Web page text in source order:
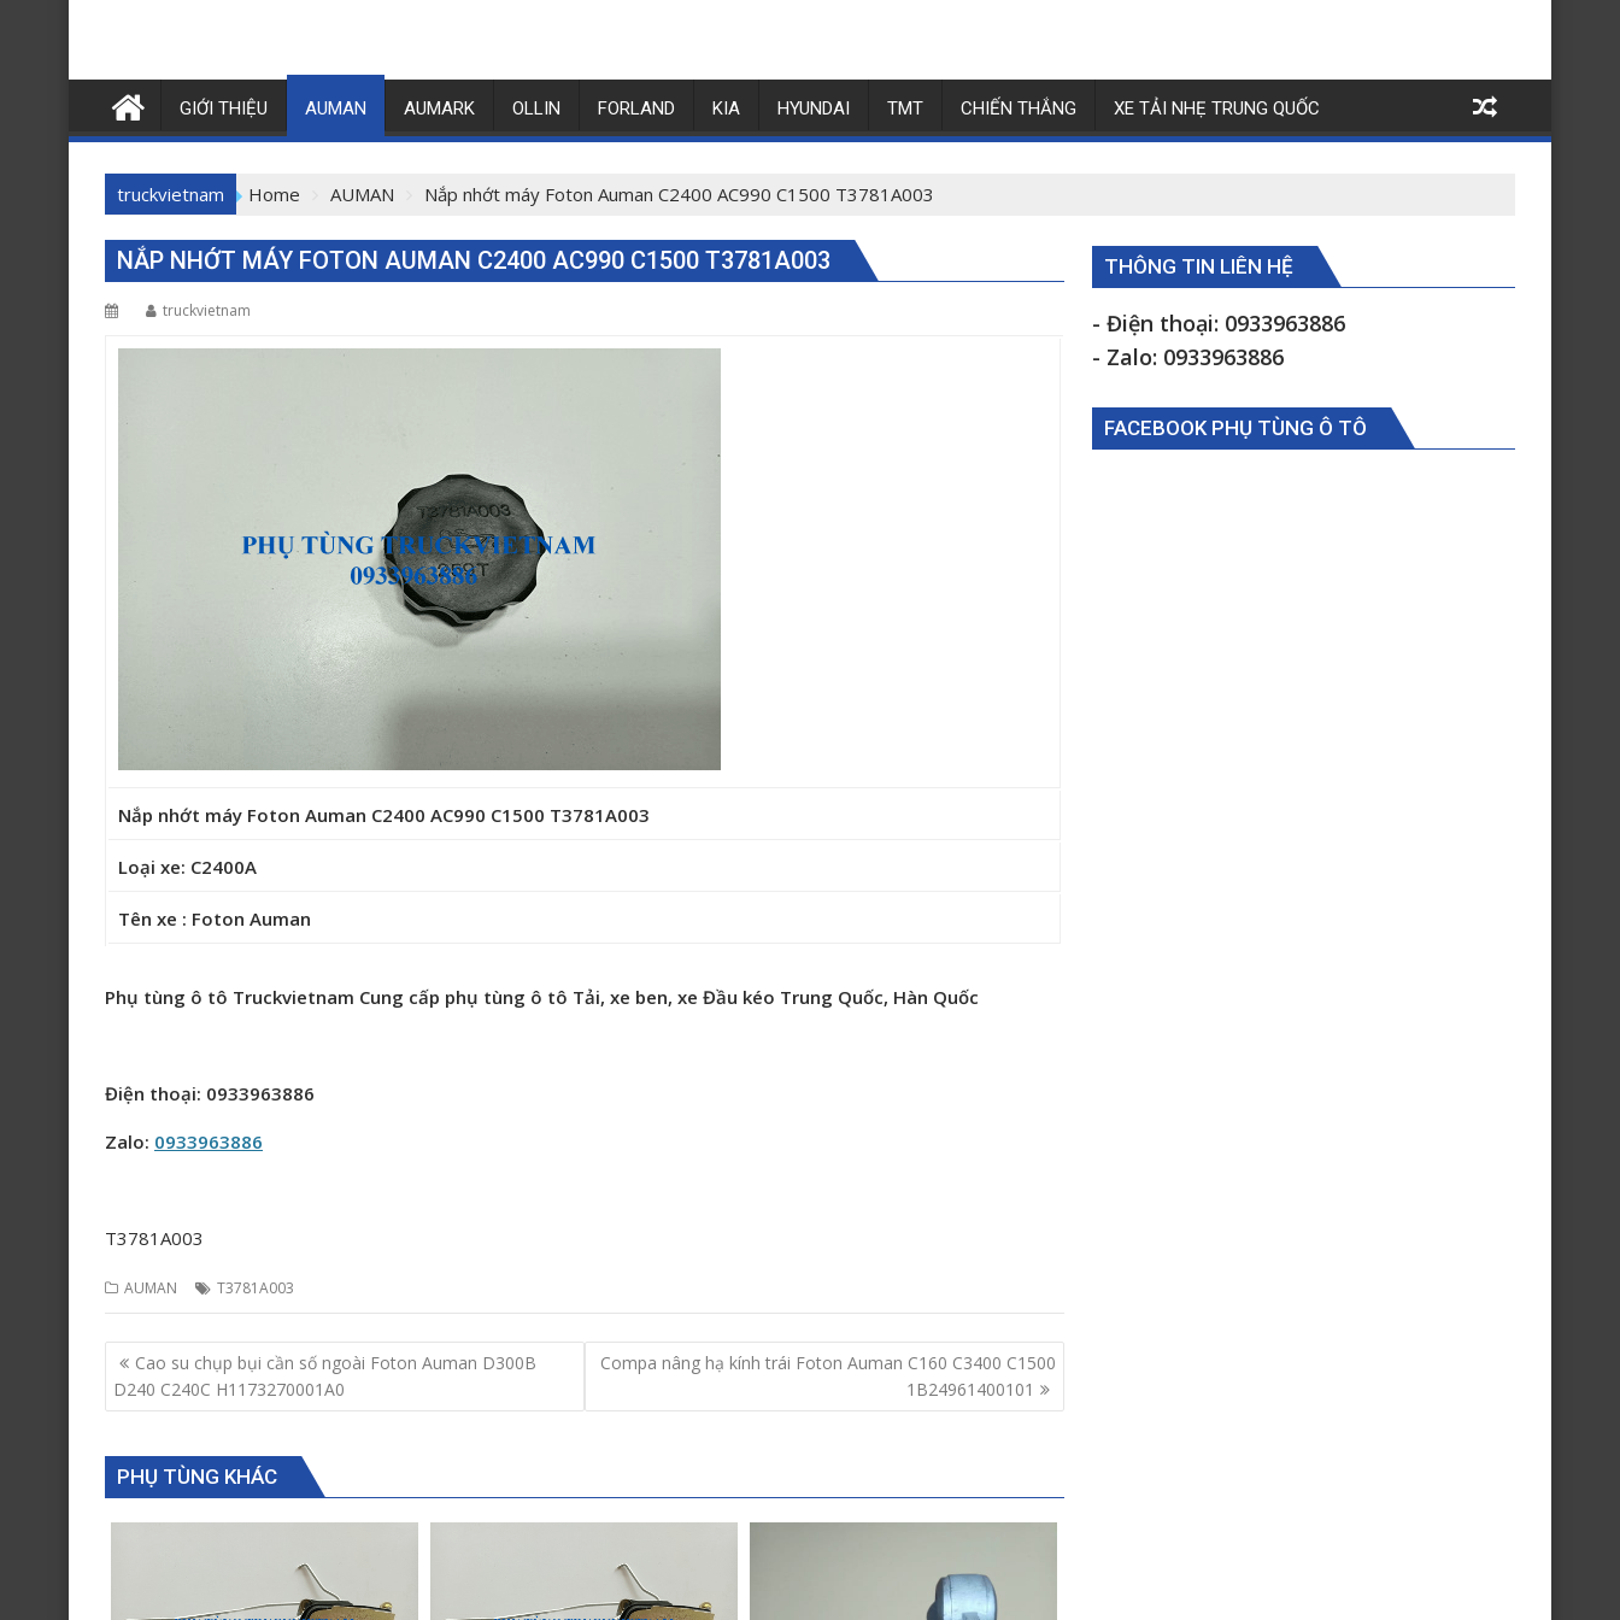
GIỚI THIỆU AUMAN AUMARK OLLIN FORLAND KIA HYUNDAI TMT CHIẾN THẮNG XE TẢI NHẸ TRUNG QUỐC
truckvietnam Home AUMAN Nắp nhớt máy Foton Auman C2400 AC990 C1500 T3781A003
NẮP NHỚT MÁY FOTON AUMAN C2400 AC990 C1500 T3781A003
truckvietnam
Nắp nhớt máy Foton Auman C2400 AC990 C1500 T3781A003
Loại xe: C2400A
Tên xe : Foton Auman
Phụ tùng ô tô Truckvietnam Cung cấp phụ tùng ô tô Tải, xe ben, xe Đầu kéo Trung Quốc, Hàn Quốc
Điện thoại: 0933963886
Zalo: 0933963886
T3781A003
AUMAN T3781A003
Post
navigation
Cao su chụp bụi cần số ngoài Foton Auman D300B
D240 C240C H1173270001A0
Compa nâng hạ kính trái Foton Auman C160 C3400 C1500
1B24961400101
PHỤ TÙNG KHÁC
THÔNG TIN LIÊN HỆ
- Điện thoại: 0933963886
- Zalo: 0933963886
FACEBOOK PHỤ TÙNG Ô TÔ